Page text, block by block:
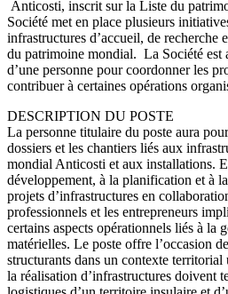
Anticosti, inscrit sur la Liste du
Société met en place plusieurs
infrastructures d’accueil, de recherche
du patrimoine mondial. La Société est
d’une personne pour coordonner les
contribuer à certaines opérations
DESCRIPTION DU POSTE
La personne titulaire du poste aura
dossiers et les chantiers liés aux
mondial Anticosti et aux installations.
développement, à la planification et à
projets d’infrastructures en
professionnels et les entrepreneurs
certains aspects opérationnels liés à la
matérielles. Le poste offre l’occasion
structurants dans un contexte
la réalisation d’infrastructures doivent